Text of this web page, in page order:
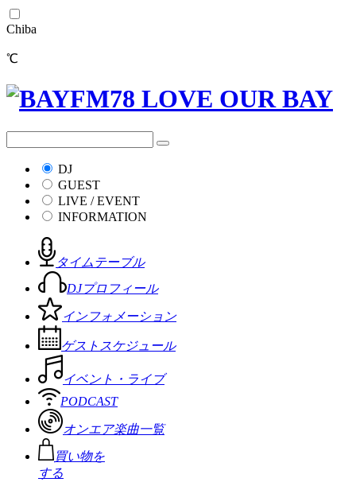
Chiba
℃
DJ
GUEST
LIVE / EVENT
INFORMATION
タイムテーブル
DJプロフィール
インフォメーション
ゲストスケジュール
イベント・ライブ
PODCAST
オンエア楽曲一覧
買い物を
する